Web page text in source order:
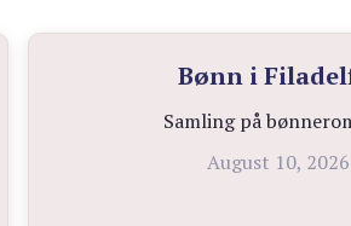
Bønn i
Samling på
August 10, 2026